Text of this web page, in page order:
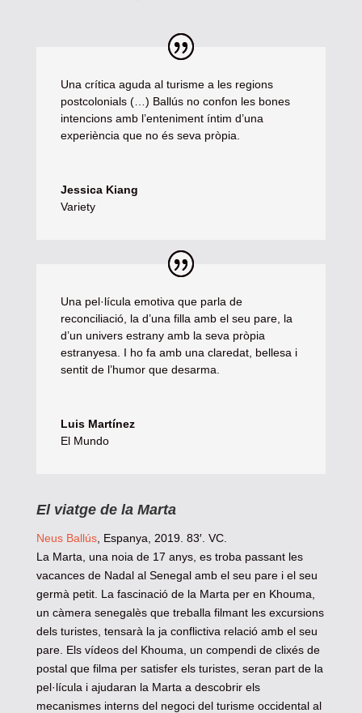
Una crítica aguda al turisme a les regions
postcolonials (…) Ballús no confon les bones
intencions amb l’enteniment íntim d’una
experiència que no és seva pròpia.
Jessica Kiang
Variety
Una pel·lícula emotiva que parla de
reconciliació, la d’una filla amb el seu pare, la
d’un univers estrany amb la seva pròpia
estranyesa. I ho fa amb una claredat, bellesa i
sentit de l’humor que desarma.
Luis Martínez
El Mundo
El viatge de la Marta
Neus Ballús, Espanya, 2019. 83′. VC.
La Marta, una noia de 17 anys, es troba passant les
vacances de Nadal al Senegal amb el seu pare i el seu
germà petit. La fascinació de la Marta per en Khouma,
un càmera senegalès que treballa filmant les excursions
dels turistes, tensarà la ja conflictiva relació amb el seu
pare. Els vídeos del Khouma, un compendi de clixés de
postal que filma per satisfer els turistes, seran part de la
pel·lícula i ajudaran la Marta a descobrir els
mecanismes interns del negoci del turisme occidental al